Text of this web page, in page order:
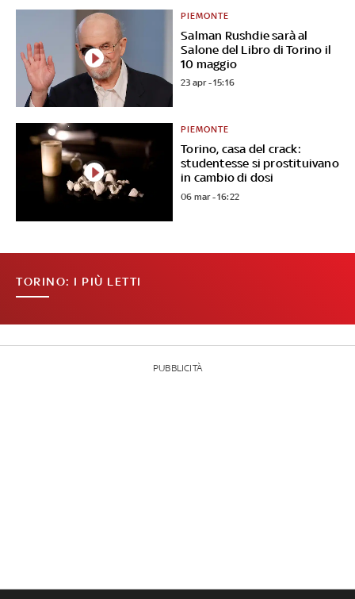
Salman Rushdie sarà al
Salone del Libro di Torino il
10 maggio
PIEMONTE
23 apr - 15:16
Torino, casa del crack:
studentesse si prostituivano
in cambio di dosi
PIEMONTE
06 mar - 16:22
TORINO: I PIÙ LETTI
PUBBLICITÀ